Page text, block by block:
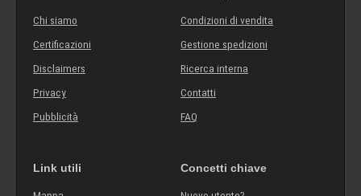
Chi siamo
Certificazioni
Disclaimers
Privacy
Pubblicità
Condizioni di vendita
Gestione spedizioni
Ricerca interna
Contatti
FAQ
Link utili Concetti chiave